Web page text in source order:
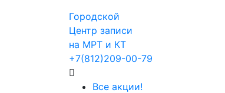
Городской
Центр записи
на МРТ и КТ
+7(812)209-00-79
Все акции!